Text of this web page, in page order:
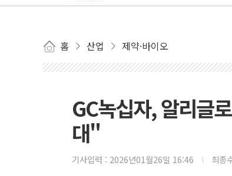
홈 산업 제약·바이오
GC녹십자, 알리글
대"
기사입력 : 2026년01월26일 16:46 최종